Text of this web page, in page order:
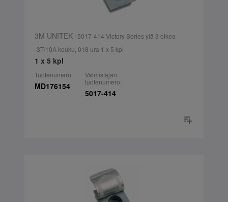
3M UNITEK| 5017-414 Victory Series ylä 3 oikea
-3T/10A kouku, 018 ura 1 x 5 kpl
1 x 5 kpl
Tuotenumero:
MD176154
Valmistajan
tuotenumero:
5017-414